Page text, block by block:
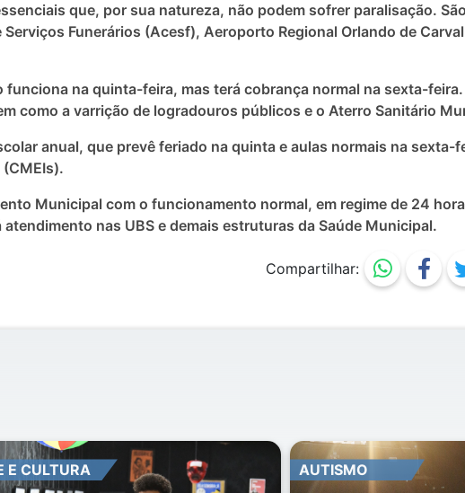
que, por sua natureza, não podem sofrer paralisação.
Funerários (Acesf), Aeroporto Regional Orlando de
na quinta-feira, mas terá cobrança normal na sexta-
como a varrição de logradouros públicos e o Aterro Sanitário
anual, que prevê feriado na quinta e aulas normais na sexta-
Municipal com o funcionamento normal, em regime de 24
nas UBS e demais estruturas da Saúde Municipal.
Compartilhar:
E CULTURA AUTISMO